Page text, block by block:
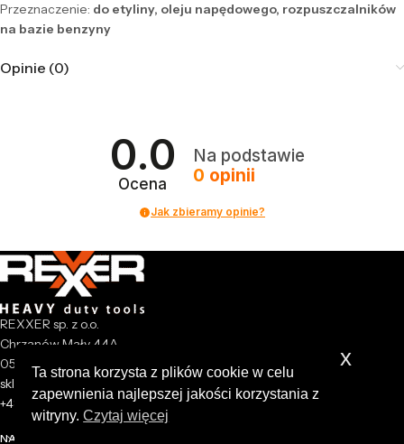
Przeznaczenie: do etyliny, oleju napędowego, rozpuszczalników
na bazie benzyny
Opinie (0)
0.0
Ocena
Na podstawie
0 opinii
Jak zbieramy opinie?
REXXER sp. z o.o.
Chrzanów Mały 44A
05-825 Grodzisk Mazowiecki
sklep@rexxer.pl
+48 512 477 473
NASZA FIRMA
Ta strona korzysta z plików cookie w celu
zapewnienia najlepszej jakości korzystania z
witryny.Czytaj więcej
x